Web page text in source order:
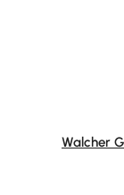
Walcher